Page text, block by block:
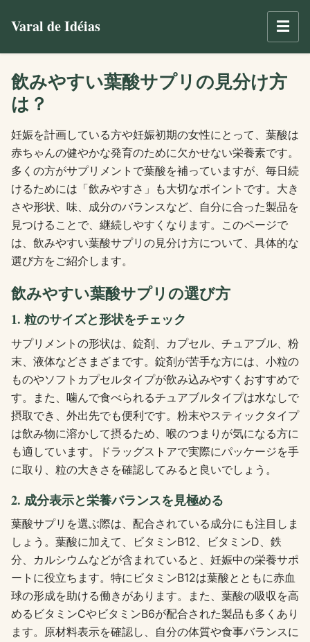
Varal de Idéias ☰
飲みやすい葉酸サプリの見分け方
は？
妊娠を計画している方や妊娠初期の女性にとって、葉酸は
赤ちゃんの健やかな発育のために欠かせない栄養素です。
多くの方がサプリメントで葉酸を補っていますが、毎日続
けるためには「飲みやすさ」も大切なポイントです。大き
さや形状、味、成分のバランスなど、自分に合った製品を
見つけることで、継続しやすくなります。このページで
は、飲みやすい葉酸サプリの見分け方について、具体的な
選び方をご紹介します。
飲みやすい葉酸サプリの選び方
1. 粒のサイズと形状をチェック
サプリメントの形状は、錠剤、カプセル、チュアブル、粉
末、液体などさまざまです。錠剤が苦手な方には、小粒の
ものやソフトカプセルタイプが飲み込みやすくおすすめで
す。また、噛んで食べられるチュアブルタイプは水なしで
摂取でき、外出先でも便利です。粉末やスティックタイプ
は飲み物に溶かして摂るため、喉のつまりが気になる方に
も適しています。ドラッグストアで実際にパッケージを手
に取り、粒の大きさを確認してみると良いでしょう。
2. 成分表示と栄養バランスを見極める
葉酸サプリを選ぶ際は、配合されている成分にも注目しま
しょう。葉酸に加えて、ビタミンB12、ビタミンD、鉄
分、カルシウムなどが含まれていると、妊娠中の栄養サポ
ートに役立ちます。特にビタミンB12は葉酸とともに赤血
球の形成を助ける働きがあります。また、葉酸の吸収を高
めるビタミンCやビタミンB6が配合された製品も多くあり
ます。原材料表示を確認し、自分の体質や食事バランスに